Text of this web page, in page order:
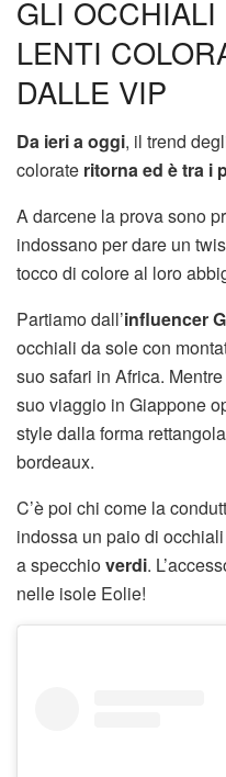
GLI
LENTI
DALLE VIP
Da ieri a oggi, il trend
colorate ritorna ed è tra i
A darcene la prova sono
indossano per dare un
tocco di colore al loro
Partiamo dall’influencer
occhiali da sole con
suo safari in Africa.
suo viaggio in Giappone
style dalla forma
bordeaux.
C’è poi chi come la
indossa un paio di
a specchioverdi.
nelle isole Eolie!